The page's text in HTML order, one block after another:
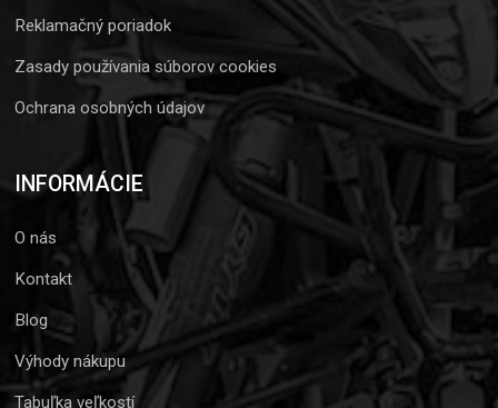
Reklamačný poriadok
Zasady používania súborov cookies
Ochrana osobných údajov
INFORMÁCIE
O nás
Kontakt
Blog
Výhody nákupu
Tabuľka veľkostí